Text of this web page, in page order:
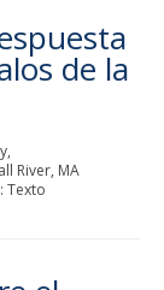
de la
River, MA
Texto